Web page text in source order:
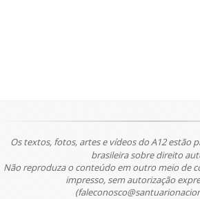
Os textos, fotos, artes e vídeos do A12 estão
brasileira sobre direito
Não reproduza o conteúdo em outro meio de
impresso, sem autorização